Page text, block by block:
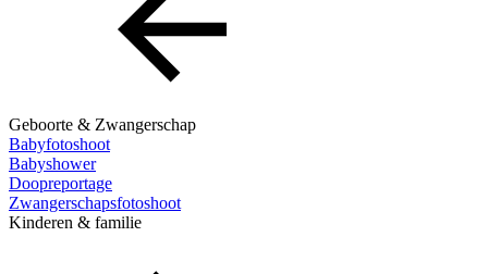
Geboorte & Zwangerschap
Babyfotoshoot
Babyshower
Doopreportage
Zwangerschapsfotoshoot
Kinderen & familie